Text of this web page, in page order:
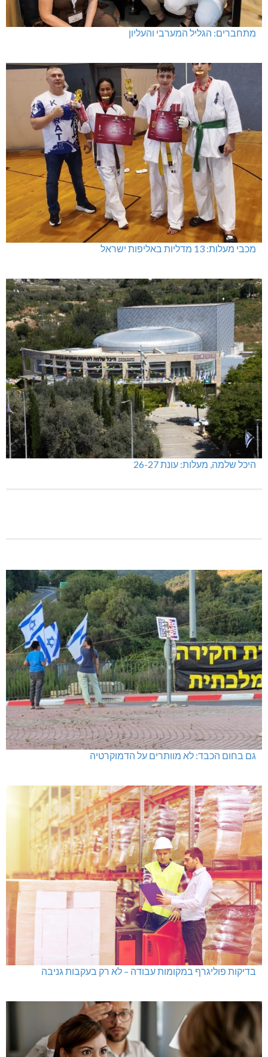
מתחברים: הגליל המערבי והעליון
מכבי מעלות: 13 מדליות באליפות ישראל
היכל שלמה, מעלות: עונת 26-27
גם בחום הכבד: לא מוותרים על הדמוקרטיה
בדיקות פוליגרף במקומות עבודה – לא רק בעקבות גניבה